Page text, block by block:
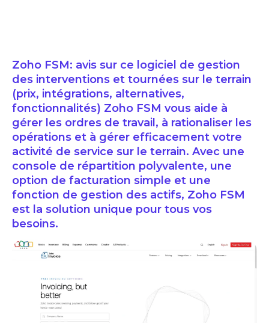
Zoho FSM: avis sur ce logiciel de gestion
des interventions et tournées sur le terrain
(prix, intégrations, alternatives,
fonctionnalités) Zoho FSM vous aide à
gérer les ordres de travail, à rationaliser les
opérations et à gérer efficacement votre
activité de service sur le terrain. Avec une
console de répartition polyvalente, une
option de facturation simple et une
fonction de gestion des actifs, Zoho FSM
est la solution unique pour tous vos
besoins.